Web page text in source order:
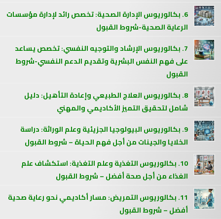
6. بكالوريوس الإدارة الصحية: تخصص رائد لإدارة مؤسسات
الرعاية الصحية-شروط القبول
7. بكالوريوس الإرشاد والتوجيه النفسي: تخصص يساعد
على فهم النفس البشرية وتقديم الدعم النفسي-شروط
القبول
8. بكالوريوس العلاج الطبيعي وإعادة التأهيل: دليل
شامل لتحقيق التميز الأكاديمي والمهني
9. بكالوريوس البيولوجيا الجزيئية وعلم الوراثة: دراسة
الخلايا والجينات من أجل فهم الحياة – شروط القبول
10. بكالوريوس التغذية وعلم التغذية: استكشاف علم
الغذاء من أجل صحة أفضل – شروط القبول
11. بكالوريوس التمريض: مسار أكاديمي نحو رعاية صحية
أفضل – شروط القبول